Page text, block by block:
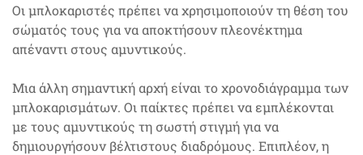
Οι μπλοκαριστές πρέπει να χρησιμοποιούν τη θέση του
σώματός τους για να αποκτήσουν πλεονέκτημα
απέναντι στους αμυντικούς.
Μια άλλη σημαντική αρχή είναι το χρονοδιάγραμμα των
μπλοκαρισμάτων. Οι παίκτες πρέπει να εμπλέκονται
με τους αμυντικούς τη σωστή στιγμή για να
δημιουργήσουν βέλτιστους διαδρόμους. Επιπλέον, η